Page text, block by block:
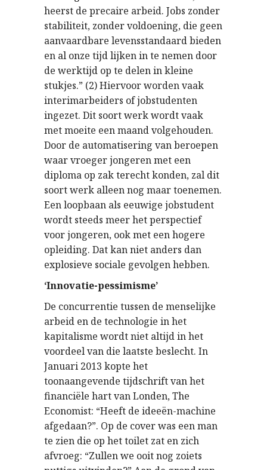
heerst de precaire arbeid. Jobs zonder
stabiliteit, zonder voldoening, die geen
aanvaardbare levensstandaard bieden
en al onze tijd lijken in te nemen door
de werktijd op te delen in kleine
stukjes.” (2) Hiervoor worden vaak
interimarbeiders of jobstudenten
ingezet. Dit soort werk wordt vaak
met moeite een maand volgehouden.
Door de automatisering van beroepen
waar vroeger jongeren met een
diploma op zak terecht konden, zal dit
soort werk alleen nog maar toenemen.
Een loopbaan als eeuwige jobstudent
wordt steeds meer het perspectief
voor jongeren, ook met een hogere
opleiding. Dat kan niet anders dan
explosieve sociale gevolgen hebben.
‘Innovatie-pessimisme’
De concurrentie tussen de menselijke
arbeid en de technologie in het
kapitalisme wordt niet altijd in het
voordeel van die laatste beslecht. In
Januari 2013 kopte het
toonaangevende tijdschrift van het
financiële hart van Londen, The
Economist: “Heeft de ideeën-machine
afgedaan?”. Op de cover was een man
te zien die op het toilet zat en zich
afvroeg: “Zullen we ooit nog zoiets